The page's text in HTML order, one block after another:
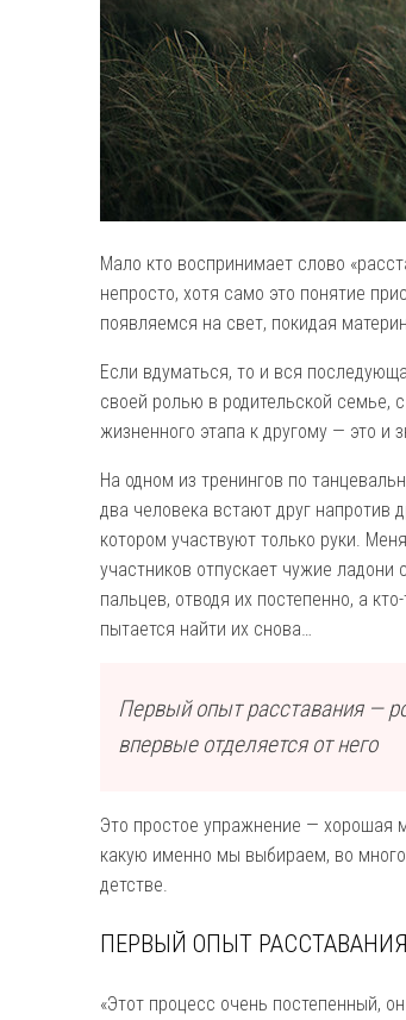
Мало кто воспринимает слово
непросто, хотя само это понятие
появляемся на свет, покидая
Если вдуматься, то и вся
своей ролью в родительской семье,
жизненного этапа к другому — это и
На одном из тренингов по
два человека встают друг напротив
котором участвуют только руки.
участников отпускает чужие ладони
пальцев, отводя их постепенно, а
пытается найти их снова…
Первый опыт расставания —
впервые отделяется от него
Это простое упражнение — хорошая
какую именно мы выбираем, во
детстве.
ПЕРВЫЙ ОПЫТ РАССТАВАНИЯ
«Этот процесс очень постепенный,